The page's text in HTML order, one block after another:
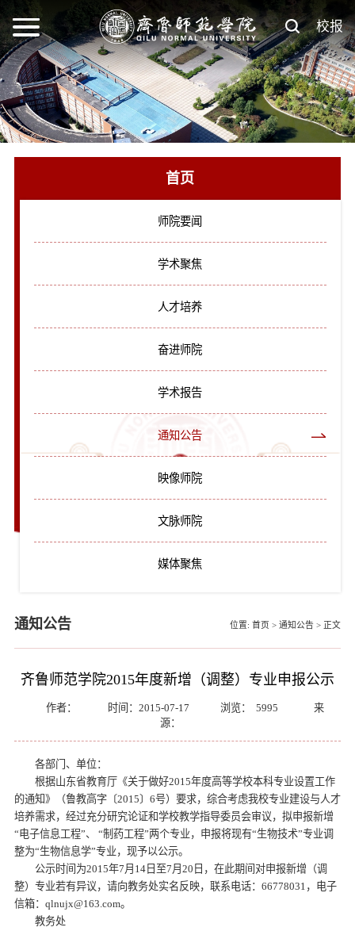
校报
首页
师院要闻
学术聚焦
人才培养
奋进师院
学术报告
通知公告
映像师院
文脉师院
媒体聚焦
通知公告 位置: 首页 > 通知公告 > 正文
齐鲁师范学院2015年度新增（调整）专业申报公示
作者： 时间：2015-07-17 浏览： 5995
来
源：
各部门、单位：
根据山东省教育厅《关于做好2015年度高等学校本科专业设置工作
的通知》（鲁教高字〔2015〕6号）要求，综合考虑我校专业建设与人才
培养需求，经过充分研究论证和学校教学指导委员会审议，拟申报新增
“电子信息工程”、 “制药工程”两个专业，申报将现有“生物技术”专业调
整为“生物信息学”专业，现予以公示。
公示时间为2015年7月14日至7月20日，在此期间对申报新增（调
整）专业若有异议，请向教务处实名反映，联系电话：66778031，电子
信箱：qlnujx@163.com。
教务处